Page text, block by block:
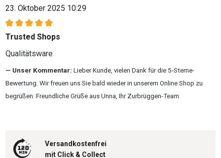
23. Oktober 2025 10:29
Bewertung mit 5 von 5 Sternen
Trusted Shops
Qualitätsware
Unser Kommentar: Lieber Kunde, vielen Dank für die 5-Sterne-
Bewertung. Wir freuen uns Sie bald wieder in unserem Online Shop zu
begrüßen. Freundliche Grüße aus Unna, Ihr Zurbrüggen-Team
Versandkostenfrei
mit Click & Collect